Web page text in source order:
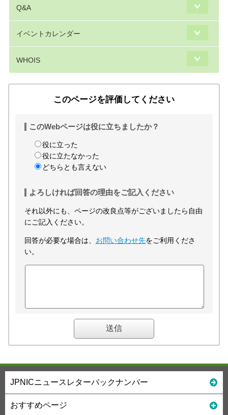
Q&A
イベントカレンダー
WHOIS
このページを評価してください
このWebページは役に立ちましたか？
役に立った
役に立たなかった
どちらとも言えない
よろしければ回答の理由をご記入ください
それ以外にも、ページの改良点等がございましたら自由
にご記入ください。
回答が必要な場合は、 お問い合わせ先をご利用くださ
い。
JPNICニュースレターバックナンバー
おすすめページ